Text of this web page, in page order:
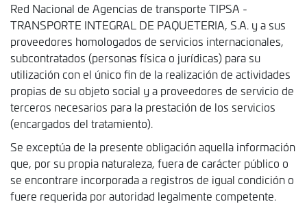
Red Nacional de Agencias de transporte TIPSA -
TRANSPORTE INTEGRAL DE PAQUETERIA, S.A. y a sus
proveedores homologados de servicios internacionales,
subcontratados (personas física o jurídicas) para su
utilización con el único fin de la realización de actividades
propias de su objeto social y a proveedores de servicio de
terceros necesarios para la prestación de los servicios
(encargados del tratamiento).
Se exceptúa de la presente obligación aquella información
que, por su propia naturaleza, fuera de carácter público o
se encontrare incorporada a registros de igual condición o
fuere requerida por autoridad legalmente competente.